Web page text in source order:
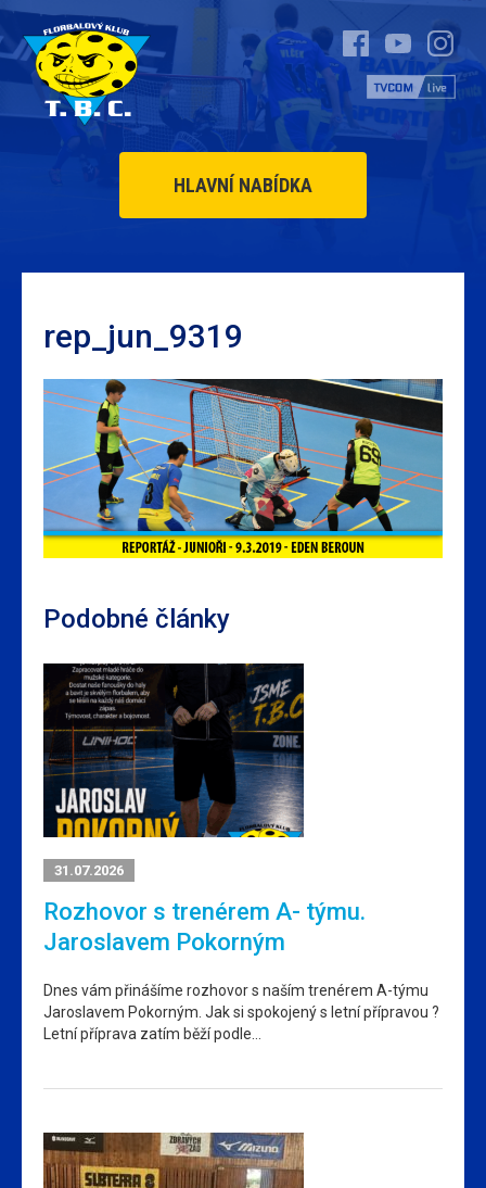
HLAVNÍ NABÍDKA
rep_jun_9319
Podobné články
31.07.2026
Rozhovor s trenérem A- týmu.
Jaroslavem Pokorným
Dnes vám přinášíme rozhovor s naším trenérem A-týmu
Jaroslavem Pokorným. Jak si spokojený s letní přípravou ?
Letní příprava zatím běží podle…